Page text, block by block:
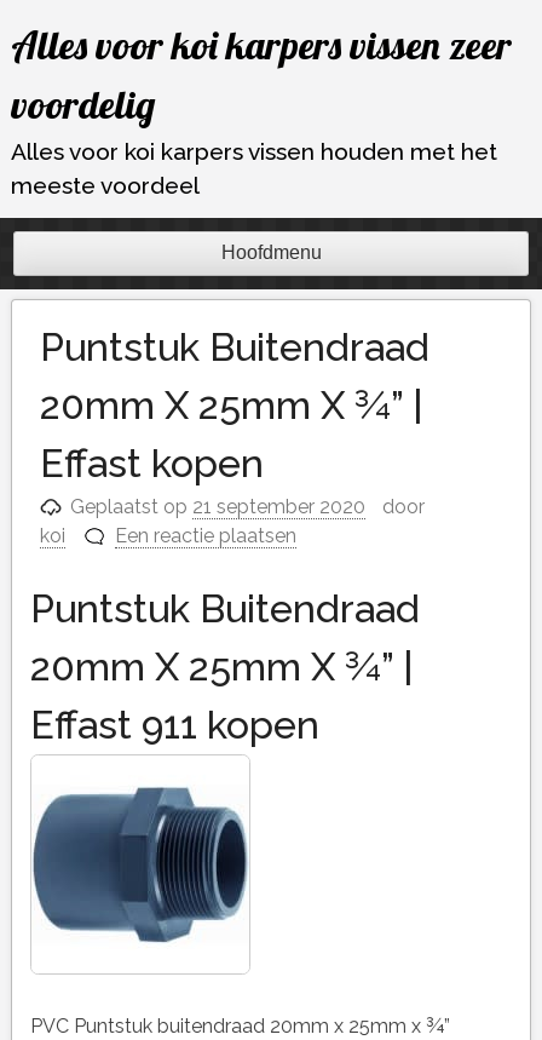
naar
inhoud
Alles voor koi karpers vissen zeer
voordelig
Alles voor koi karpers vissen houden met het
meeste voordeel
Hoofdmenu
Puntstuk Buitendraad
20mm X 25mm X ¾” |
Effast kopen
Geplaatst op 21 september 2020
door
koi
Een reactie plaatsen
Puntstuk Buitendraad
20mm X 25mm X ¾” |
Effast 911 kopen
PVC Puntstuk buitendraad 20mm x 25mm x ¾”